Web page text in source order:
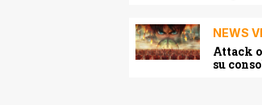
NEWS
Attack
su